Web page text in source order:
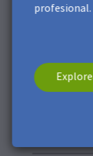
Pentru
profesional.